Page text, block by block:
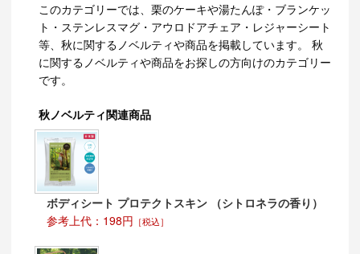
このカテゴリーでは、栗のケーキや湯たんぽ・ブランケッ
ト・ステンレスマグ・アウロドアチェア・レジャーシート
等、秋に関するノベルティや商品を掲載しています。 秋
に関するノベルティや商品をお探しの方向けのカテゴリー
です。
秋ノベルティ関連商品
ボディシート プロテクトスキン （シトロネラの香り）
参考上代：198円 ［税込］